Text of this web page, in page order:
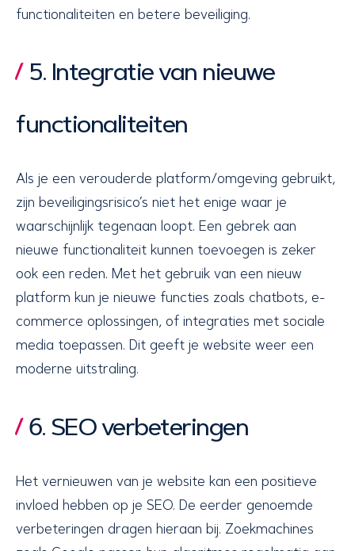
functionaliteiten en betere beveiliging.
5. Integratie van nieuwe
functionaliteiten
Als je een verouderde platform/omgeving gebruikt,
zijn beveiligingsrisico’s niet het enige waar je
waarschijnlijk tegenaan loopt. Een gebrek aan
nieuwe functionaliteit kunnen toevoegen is zeker
ook een reden. Met het gebruik van een nieuw
platform kun je nieuwe functies zoals chatbots, e-
commerce oplossingen, of integraties met sociale
media toepassen. Dit geeft je website weer een
moderne uitstraling.
6. SEO verbeteringen
Het vernieuwen van je website kan een positieve
invloed hebben op je SEO. De eerder genoemde
verbeteringen dragen hieraan bij. Zoekmachines